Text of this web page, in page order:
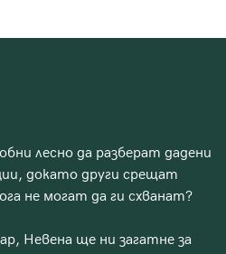
лесно да разберат дадени
докато други срещат
не могат да ги схванат?
Невена ще ни загатне за